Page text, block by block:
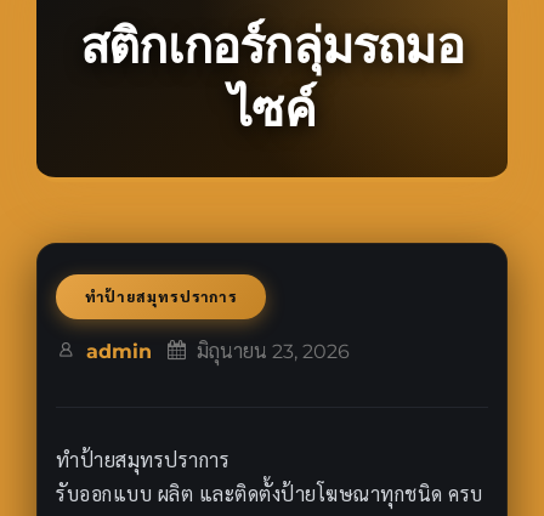
สติกเกอร์กลุ่มรถมอ
ไซค์
ทำป้ายสมุทรปราการ
admin มิถุนายน 23, 2026
ทำป้ายสมุทรปราการ
รับออกแบบ ผลิต และติดตั้งป้ายโฆษณาทุกชนิด ครบ